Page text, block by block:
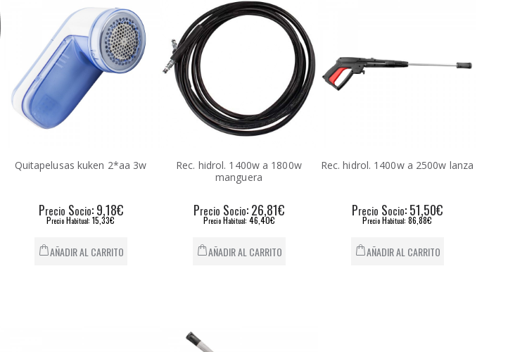
Quitapelusas kuken 2*aa 3w
Precio Socio: 9,18€
Precio Habitual: 15,33€
AÑADIR AL CARRITO
Rec. hidrol. 1400w a 1800w
manguera
Precio Socio: 26,81€
PrecioHabitual: 46,40€
AÑADIR AL CARRITO
Rec. hidrol. 1400w a 2500w lanza
Precio Socio: 51,50€
Precio Habitual: 86,88€
AÑADIR AL CARRITO